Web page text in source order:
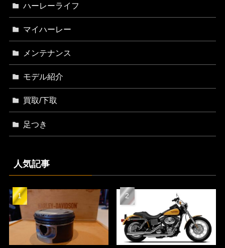
ハーレーライフ
マイハーレー
メンテナンス
モデル紹介
買取/下取
足つき
人気記事